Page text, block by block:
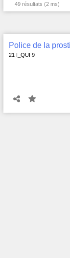
49 résultats (2 ms)
Police de la
21 I_QUI 9